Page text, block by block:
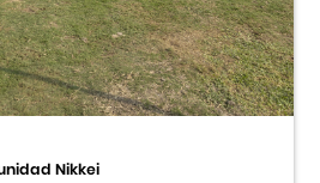
Japonés
Japonesa
Nikkei